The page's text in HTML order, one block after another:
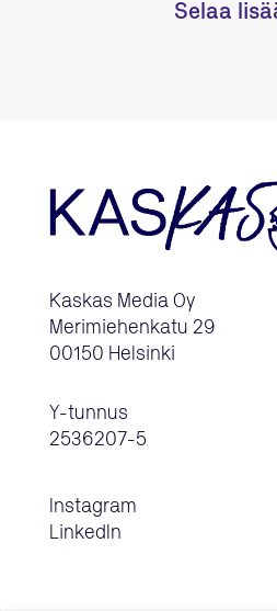
Selaa
Kaskas Media Oy
Merimiehenkatu 29
00150 Helsinki
Y-tunnus
2536207-5
Instagram
LinkedIn